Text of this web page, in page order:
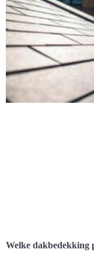
Welke dakbedekking